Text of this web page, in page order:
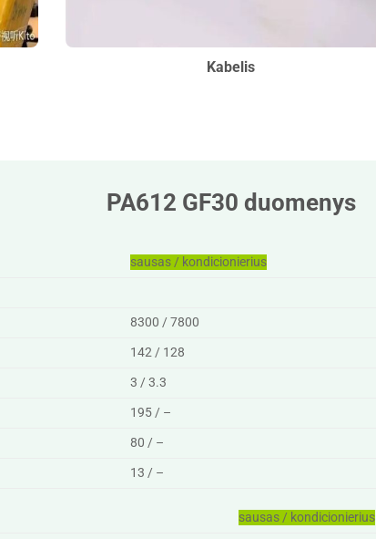
Kabelis
PA612 GF30 duomenys
sausas / kondicionierius
8300 / 7800
142 / 128
3 / 3.3
195 / –
80 / –
13 / –
sausas / kondicionierius